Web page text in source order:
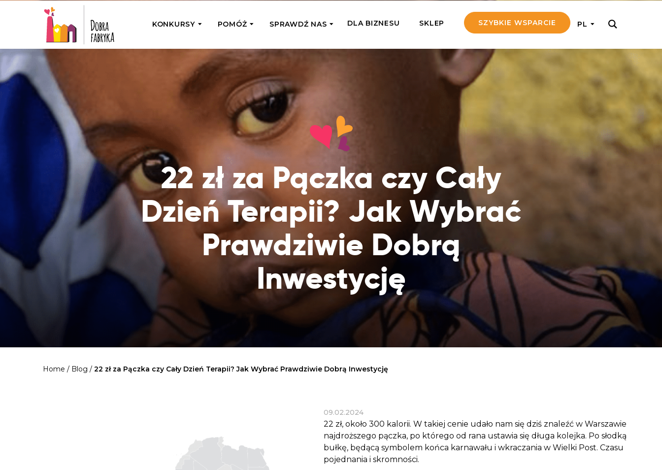
KONKURSY
Wyjedź z Nami
Odwiedź jedno z miejsc, w których
działamy
Przybij 5 w 7 Ogrodach
Wyjedź do Grecji z Michałem
Żakowskim z Radia 357
POMÓŻ
POMAGAM JEDNORAZOWO
Przekaż Kalorie
Podaruj dziecku posiłek z okazji Dnia
Dziecka
Podaruj 1,5%
Przekaż niewielką część swojego
podatku naszym podopiecznym
Pilna Pomoc
Przekaż pomoc tam, gdzie jest teraz
najbardziej potrzebna
Dobroczynne24
Zrób zakupy dla potrzebujących w
markecie z dobrymi uczynkami
Warzywniak Charbela
Zrób zakupy u niewidomego Charbela i
wspieraj Głodnych
WSPIERAM REGULARNIE
Przybij nam 5!
Adoptuj Seniora
Dołącz do rodziny Seniora, wspierając
go finansowo i emocjonalnie
Drużyny Aniołów
Wspieraj pracę konkretnego misjonarza
i pozostań z nim kontakcie
Wiatraczek dla Życia
Uratuj dziecko cierpiące z powodu
głodu i wspieraj edukację rodziców
SPRAWDŹ NAS
Poznaj listonoszy przekazanego przez
Ciebie wsparcia
Jak pomagamy
Karmimy, Leczymy, Uczymy, Dajemy
Pracę – sprawdź co to oznacza w
Co już zrobiliśmy
Przeczytaj historie ludzi, którym już
pomogliśmy
Gdzie działamy
Sprawdź listę miejsc, do których dociera
Twoja pomoc
Sprawozdania
Zweryfikuj, w jaki sposób wydajemy
przekazane Darowizny
Sprawdź cele naszej organizacji
DLA BIZNESU SKLEP SZYBKIE WSPARCIE PL
22 zł za Pączka czy Cały
Dzień Terapii? Jak Wybrać
Prawdziwie Dobrą
Inwestycję
Home / Blog / 22 zł za Pączka czy Cały Dzień Terapii? Jak Wybrać Prawdziwie Dobrą Inwestycję
09.02.2024
22 zł, około 300 kalorii. W takiej cenie udało nam się dziś znaleźć w Warszawie
najdroższego pączka, po którego od rana ustawia się długa kolejka. Po słodką
bułkę, będącą symbolem końca karnawału i wkraczania w Wielki Post. Czasu
pojednania i skromności.